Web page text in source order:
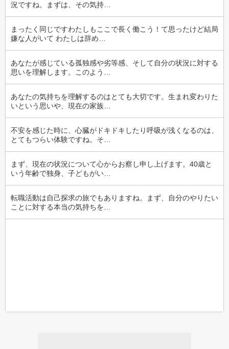
況ですね。まずは、その気持…
まったく同じですわたしもここで長く働こう！て思ったけど結局
嫌な人がいて わたしは辞め…
あなたが感じている孤独感や劣等感、そして自分の状況に対する
思いを理解します。このよう…
あなたの気持ちを理解するのはとても大切です。生まれ変わりた
いという思いや、現在の家族…
不安を感じた時に、心臓がドキドキしたり呼吸が浅くなるのは、
とてもつらい体験ですね。そ…
まず、現在の状況について心からお察し申し上げます。40歳と
いう年齢で独身、子どもがい…
転職活動は自己探求の旅でもありますね。まず、自分のやりたい
ことに対する本当の気持ちを…